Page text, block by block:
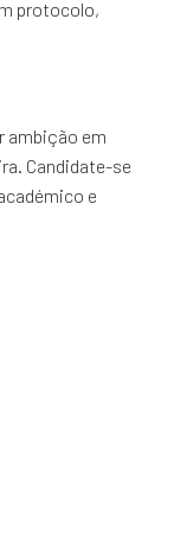
protocolo,
ambição em
Candidate-se
e